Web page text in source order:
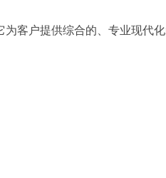
客户提供综合的、专业现代